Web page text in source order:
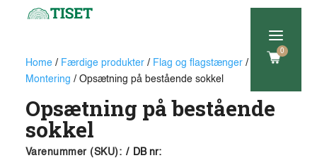
a
0
Home/ Færdige produkter/ Flag og flagstænger/
Montering / Opsætning på bestående sokkel
Opsætning på bestående
sokkel
Varenummer (SKU): / DB nr: